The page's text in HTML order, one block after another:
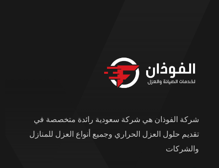
شركة الفوذان هي شركة سعودية رائدة متخصصة في
تقديم حلول العزل الحراري وجميع أنواع العزل للمنازل
والشركات